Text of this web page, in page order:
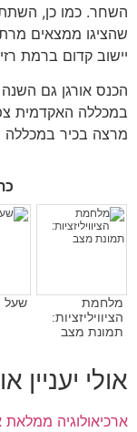
השחר. כמו כן,
שהציגו ממצאים
יישוב קדום ברמת
הכנס אורגן גם
במכללה האקדמית
מרצה בכיר במכללה
מלחמת
הציוויליזציות:
תמונת מצב
שעל
אולי יעניין
ארכיאולוגיה ממלאת